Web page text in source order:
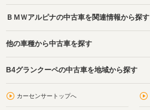
ＢＭＷアルピナの中古車を関連情報から探す
他の車種から中古車を探す
B4グランクーペの中古車を地域から探す
カーセンサートップへ